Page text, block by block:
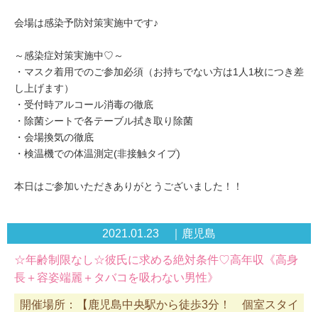
会場は感染予防対策実施中です♪
～感染症対策実施中♡～
・マスク着用でのご参加必須（お持ちでない方は1人1枚につき差
し上げます）
・受付時アルコール消毒の徹底
・除菌シートで各テーブル拭き取り除菌
・会場換気の徹底
・検温機での体温測定(非接触タイプ)
本日はご参加いただきありがとうございました！！
2021.01.23 ｜鹿児島
☆年齢制限なし☆彼氏に求める絶対条件♡高年収《高身
長＋容姿端麗＋タバコを吸わない男性》
開催場所：【鹿児島中央駅から徒歩3分！ 個室スタイ